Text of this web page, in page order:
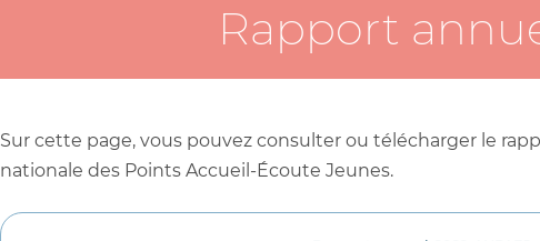
Rapport
Sur cette page, vous pouvez consulter ou télécharger le
nationale des Points Accueil-Écoute Jeunes.